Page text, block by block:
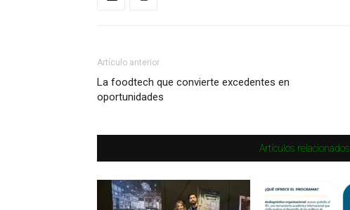
Artículo anterior
La foodtech que convierte excedentes en
oportunidades
Artículos relacionados